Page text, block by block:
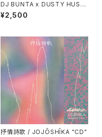
DJ BUNTA x DUSTY HUSK
Y - 47 CAMPiN DIGGiN "C
D"
¥2,500
抒情詩歌 / JOJŌSHĪKA "CD"